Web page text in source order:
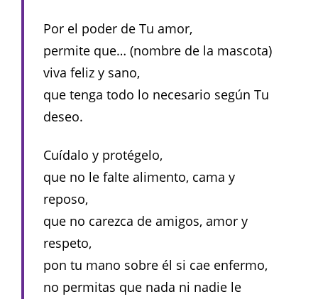
Por el poder de Tu amor,
permite que… (nombre de la mascota)
viva feliz y sano,
que tenga todo lo necesario según Tu
deseo.
Cuídalo y protégelo,
que no le falte alimento, cama y
reposo,
que no carezca de amigos, amor y
respeto,
pon tu mano sobre él si cae enfermo,
no permitas que nada ni nadie le